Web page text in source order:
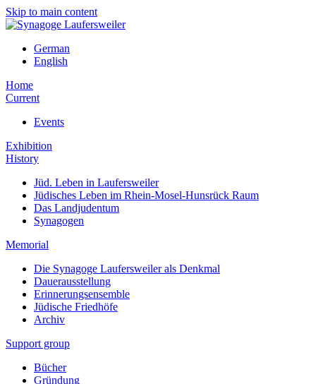
Skip to main content
German
English
Home
Current
Events
Exhibition
History
Jüd. Leben in Laufersweiler
Jüdisches Leben im Rhein-Mosel-Hunsrück Raum
Das Landjudentum
Synagogen
Memorial
Die Synagoge Laufersweiler als Denkmal
Dauerausstellung
Erinnerungsensemble
Jüdische Friedhöfe
Archiv
Support group
Bücher
Gründung